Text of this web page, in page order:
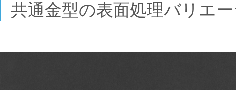
共通金型の表面処理バリエ